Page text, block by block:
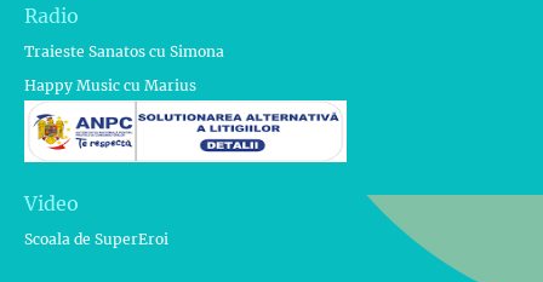
Radio
Traieste Sanatos cu Simona
Happy Music cu Marius
Video
Scoala de SuperEroi